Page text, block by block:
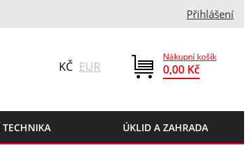
Přihlášení
Nákupní košík
0,00 Kč
KČ EUR
TECHNIKA ÚKLID A ZAHRADA